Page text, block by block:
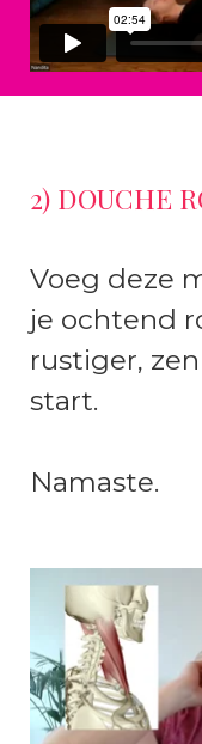
2) DOUCHE
Voeg deze
je ochtend
rustiger,
start.
Namaste.